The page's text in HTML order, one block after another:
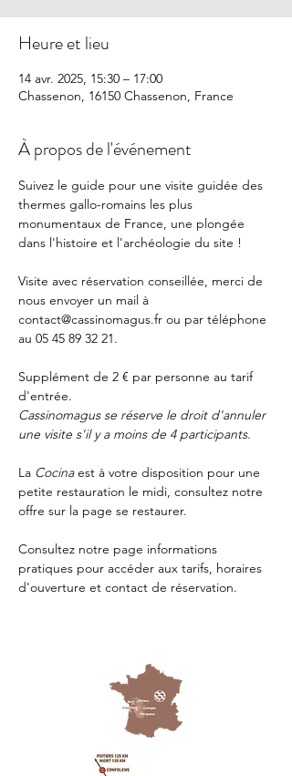
Heure et lieu
14 avr. 2025, 15:30 – 17:00
Chassenon, 16150 Chassenon, France
À propos de l'événement
Suivez le guide pour une visite guidée des
thermes gallo-romains les plus
monumentaux de France, une plongée
dans l'histoire et l'archéologie du site !
Visite avec réservation conseillée, merci de
nous envoyer un mail à
contact@cassinomagus.fr ou par téléphone
au 05 45 89 32 21.
Supplément de 2 € par personne au tarif
d'entrée.
Cassinomagus se réserve le droit d'annuler
une visite s'il y a moins de 4 participants.
La Cocina est à votre disposition pour une
petite restauration le midi, consultez notre
offre sur la page se restaurer.
Consultez notre page informations
pratiques pour accéder aux tarifs, horaires
d'ouverture et contact de réservation.